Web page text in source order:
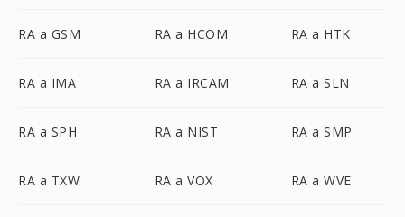
RA a GSM RA a HCOM RA a HTK
RA a IMA RA a IRCAM RA a SLN
RA a SPH RA a NIST RA a SMP
RA a TXW RA a VOX RA a WVE